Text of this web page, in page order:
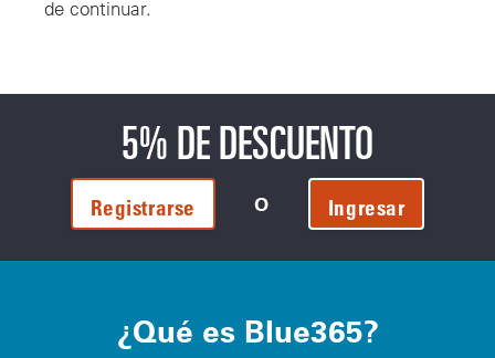
de continuar.
5% DE DESCUENTO
Registrarse O Ingresar
¿Qué es Blue365?